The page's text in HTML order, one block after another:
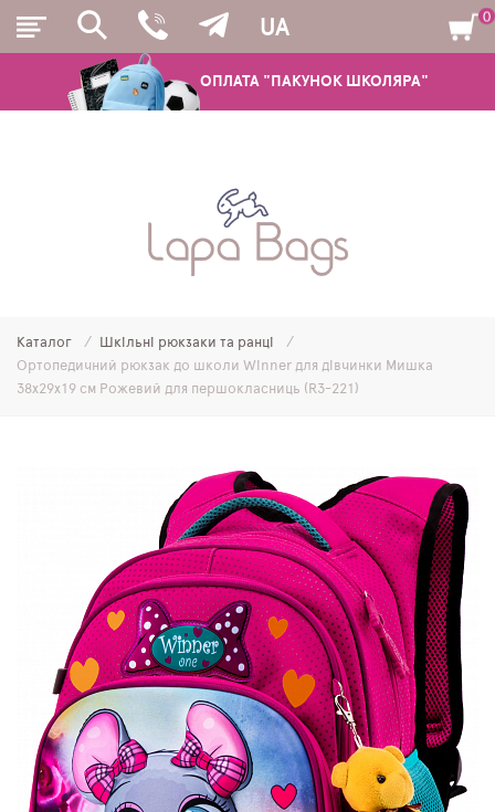
ОПЛАТА "ПАКУНОК ШКОЛЯРА"
UA
ШКІЛЬНІ РЮКЗАКИ ТА РАНЦІ
МОЛОДІЖНІ РЮКЗАКИ
ПЛЯШКИ ДЛЯ ВОДИ
SCHOOL STANDARD
SKYNAME
РОЗПРОДАЖ
0
Каталог
Шкільні рюкзаки та ранці
Ортопедичний рюкзак до школи Winner для дівчинки Мишка
38х29х19 см Рожевий для першокласниць (R3-221)